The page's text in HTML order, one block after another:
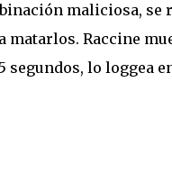
maliciosa,
Raccine
segundos, lo loggea